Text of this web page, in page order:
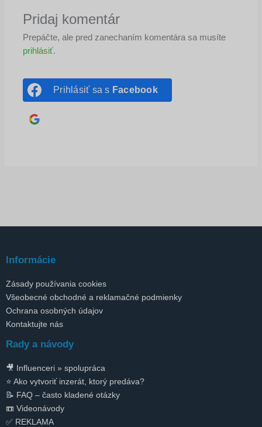
Pridaj komentár
Prepáčte, ale pred zanechaním komentára sa musíte
prihlásiť.
Prihlásiť sa s Facebook
Informácie
Zásady používania cookies
Všeobecné obchodné a reklamačné podmienky
Ochrana osobných údajov
Kontaktujte nás
Rady a návody
🎥 Influenceri » spolupráca
⭐ Ako vytvoriť inzerát, ktorý predáva?
📝 FAQ – často kladené otázky
📼 Videonávody
✅ REKLAMA